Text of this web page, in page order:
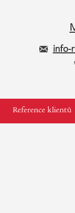
info-
Reference klientů